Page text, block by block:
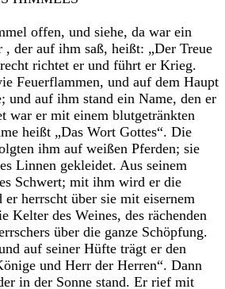
offen, und siehe, da war ein
, der auf ihm saß, heißt: „Der Treue
richtet er und führt er Krieg.
Feuerflammen, und auf dem Haupt
und auf ihm stand ein Name, den er
war er mit einem blutgetränkten
heißt „Das Wort Gottes“. Die
ihm auf weißen Pferden; sie
Linnen gekleidet. Aus seinem
Schwert; mit ihm wird er die
herrscht über sie mit eisernem
Kelter des Weines, des rächenden
über die ganze Schöpfung.
auf seiner Hüfte trägt er den
und Herr der Herren“. Dann
in der Sonne stand. Er rief mit